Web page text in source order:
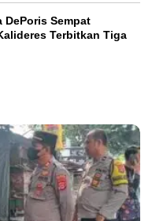
DePoris Sempat
Terbitkan Tiga